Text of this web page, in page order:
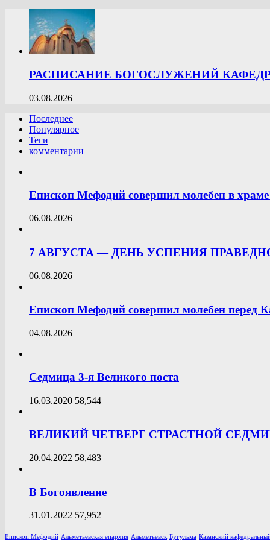
РАСПИСАНИЕ БОГОСЛУЖЕНИЙ
03.08.2026
Последнее
Популярное
Теги
комментарии
Епископ Мефодий совершил молебен в
06.08.2026
7 АВГУСТА — ДЕНЬ УСПЕНИЯ
06.08.2026
Епископ Мефодий совершил молебен перед
04.08.2026
Седмица 3-я Великого поста
16.03.2020 58,544
ВЕЛИКИЙ ЧЕТВЕРГ СТРАСТНОЙ
20.04.2022 58,483
В Богоявление
31.01.2022 57,952
Епископ Мефодий Альметьевская епархия Альметьевск Бугульма Казанский